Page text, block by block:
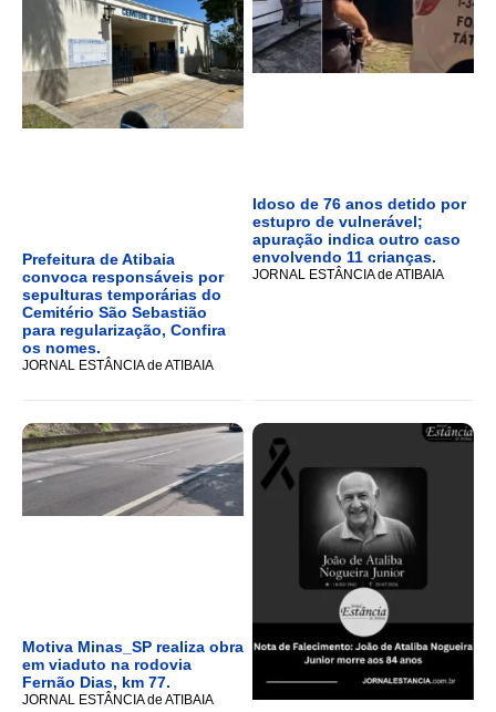
Prefeitura de Atibaia
convoca responsáveis por
sepulturas temporárias do
Cemitério São Sebastião
para regularização, Confira
os nomes.
JORNAL ESTÂNCIA de ATIBAIA
Idoso de 76 anos detido por
estupro de vulnerável;
apuração indica outro caso
envolvendo 11 crianças.
JORNAL ESTÂNCIA de ATIBAIA
Motiva Minas_SP realiza obra
em viaduto na rodovia
Fernão Dias, km 77.
JORNAL ESTÂNCIA de ATIBAIA